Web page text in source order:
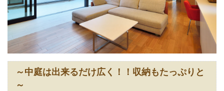
～中庭は出来るだけ広く！！収納もたっぷりと
～